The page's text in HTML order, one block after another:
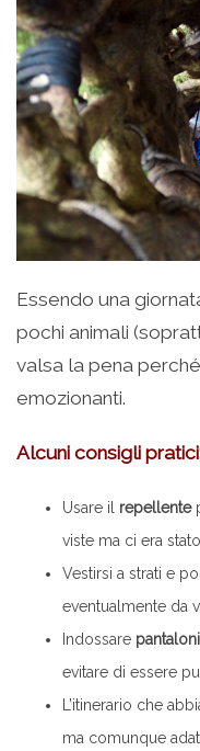
Essendo una
pochi animali
valsa la pena
emozionanti.
Alcuni consigli
Usare il repellente
viste ma ci era
Vestirsi a strati e
eventualmente da
Indossare
evitare di essere
L’itinerario che
ma comunque